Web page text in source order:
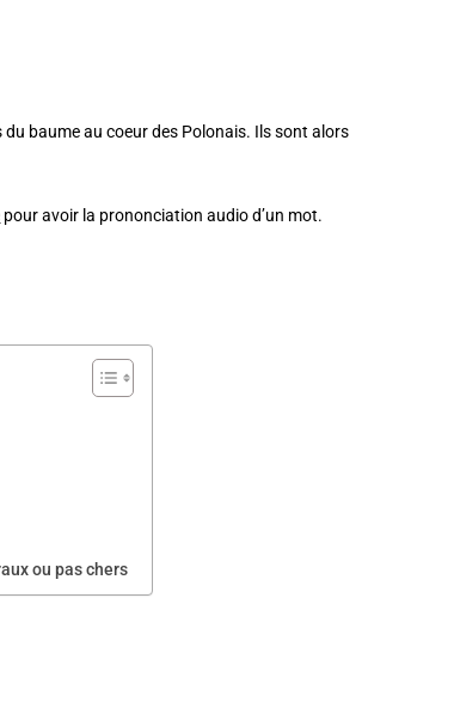
baume au coeur des Polonais. Ils sont alors
pour avoir la prononciation audio d’un mot.
ou pas chers